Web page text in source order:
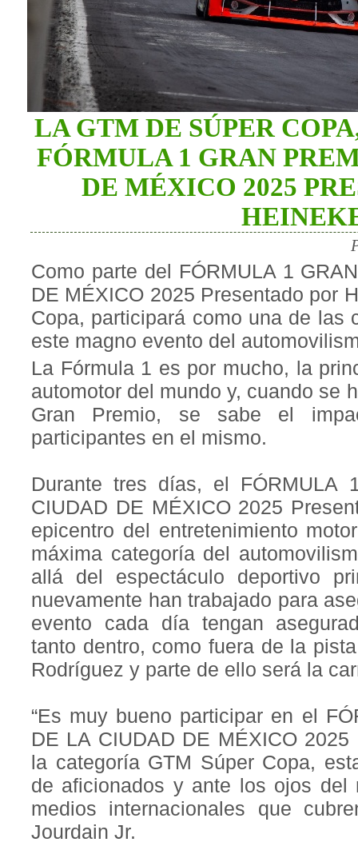
LA GTM DE SÚPER
FÓRMULA 1 GRAN
DE MÉXICO 2025
Como parte del FÓRMULA 1
DE MÉXICO 2025 Presentado por
Copa, participará como una de las
este magno evento del
La Fórmula 1 es por mucho, la
automotor del mundo y, cuando se
Gran Premio, se sabe el
participantes en el mismo.
Durante tres días, el FÓRMULA
CIUDAD DE MÉXICO 2025
epicentro del entretenimiento
máxima categoría del
allá del espectáculo deportivo
nuevamente han trabajado para
evento cada día tengan
tanto dentro, como fuera de la
Rodríguez y parte de ello será la
“Es muy bueno participar en el
DE LA CIUDAD DE MÉXICO
la categoría GTM Súper Copa,
de aficionados y ante los ojos del
medios internacionales que
Jourdain Jr.